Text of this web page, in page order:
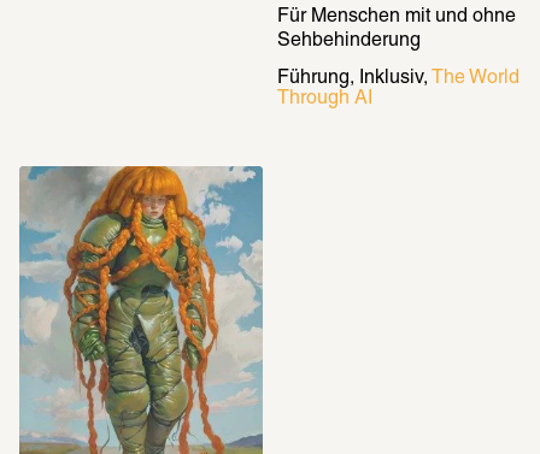
Für Menschen mit und ohne
Sehbehinderung
Führung Inklusiv
The World
Through AI